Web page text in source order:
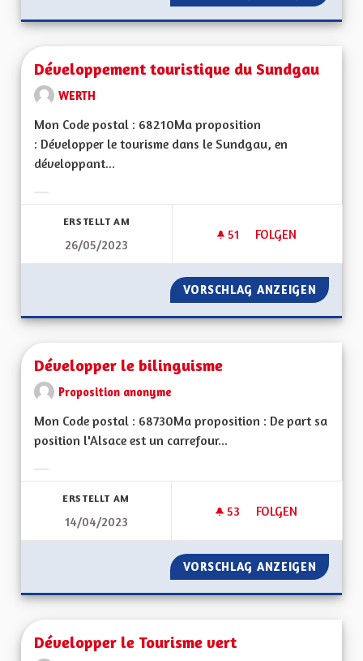
Développement touristique du Sundgau
WERTH
Mon Code postal : 68210Ma proposition
: Développer le tourisme dans le Sundgau, en
développant...
ERSTELLT AM
26/05/2023
51 51 FOLLOWER
FOLGEN
DÉVELOPPEMENT
VORSCHLAG ANZEIGEN
Développer le bilinguisme
Proposition anonyme
Mon Code postal : 68730Ma proposition : De part sa
position l'Alsace est un carrefour...
ERSTELLT AM
14/04/2023
53 53 FOLLOWER
FOLGEN
DÉVELOPPER LE
VORSCHLAG ANZEIGEN
Développer le Tourisme vert